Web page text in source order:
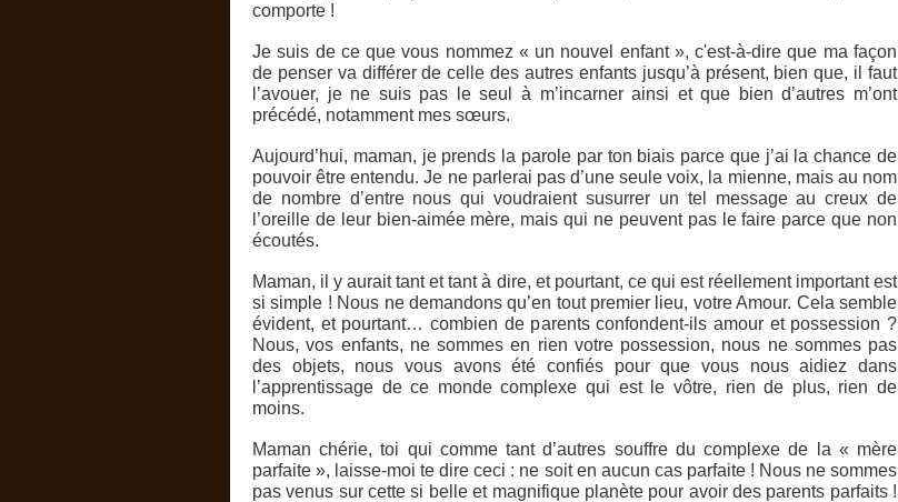
comporte !
Je suis de ce que vous nommez « un nouvel enfant », c'est-à-dire que ma façon
de penser va différer de celle des autres enfants jusqu’à présent, bien que, il faut
l’avouer, je ne suis pas le seul à m’incarner ainsi et que bien d’autres m’ont
précédé, notamment mes sœurs.
Aujourd’hui, maman, je prends la parole par ton biais parce que j’ai la chance de
pouvoir être entendu. Je ne parlerai pas d’une seule voix, la mienne, mais au nom
de nombre d’entre nous qui voudraient susurrer un tel message au creux de
l’oreille de leur bien-aimée mère, mais qui ne peuvent pas le faire parce que non
écoutés.
Maman, il y aurait tant et tant à dire, et pourtant, ce qui est réellement important est
si simple ! Nous ne demandons qu’en tout premier lieu, votre Amour. Cela semble
évident, et pourtant… combien de parents confondent-ils amour et possession ?
Nous, vos enfants, ne sommes en rien votre possession, nous ne sommes pas
des objets, nous vous avons été confiés pour que vous nous aidiez dans
l’apprentissage de ce monde complexe qui est le vôtre, rien de plus, rien de
moins.
Maman chérie, toi qui comme tant d’autres souffre du complexe de la « mère
parfaite », laisse-moi te dire ceci : ne soit en aucun cas parfaite ! Nous ne sommes
pas venus sur cette si belle et magnifique planète pour avoir des parents parfaits !